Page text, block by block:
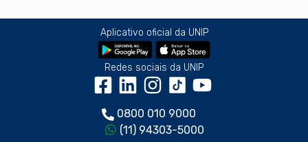
Aplicativo oficial da UNIP
Redes sociais da UNIP
0800 010 9000
(11) 94303-5000